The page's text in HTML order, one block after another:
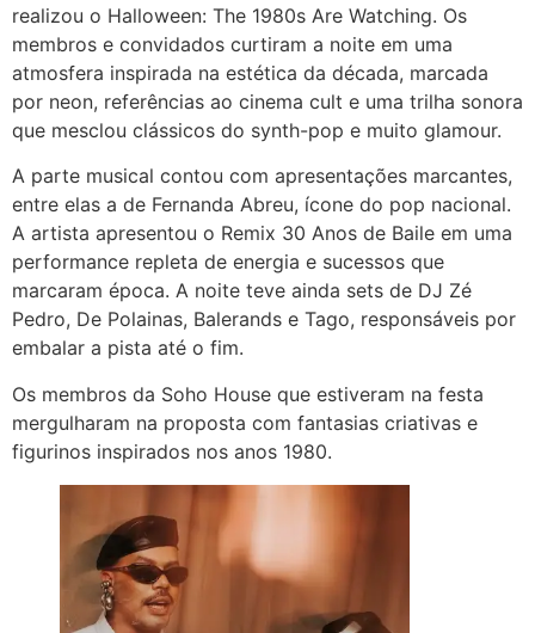
realizou o Halloween: The 1980s Are Watching. Os
membros e convidados curtiram a noite em uma
atmosfera inspirada na estética da década, marcada
por neon, referências ao cinema cult e uma trilha sonora
que mesclou clássicos do synth-pop e muito glamour.
A parte musical contou com apresentações marcantes,
entre elas a de Fernanda Abreu, ícone do pop nacional.
A artista apresentou o Remix 30 Anos de Baile em uma
performance repleta de energia e sucessos que
marcaram época. A noite teve ainda sets de DJ Zé
Pedro, De Polainas, Balerands e Tago, responsáveis por
embalar a pista até o fim.
Os membros da Soho House que estiveram na festa
mergulharam na proposta com fantasias criativas e
figurinos inspirados nos anos 1980.